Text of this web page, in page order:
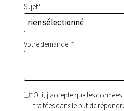
Sujet*
rien sélectionné
Votre demande :*
*Oui, j'accepte que les
traitées dans le but de